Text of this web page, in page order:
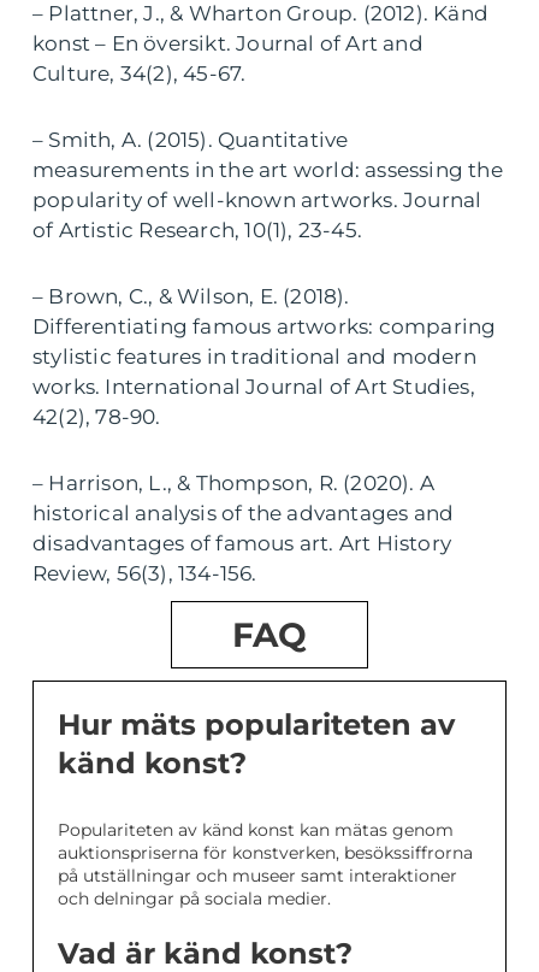
– Plattner, J., & Wharton Group. (2012). Känd
konst – En översikt. Journal of Art and
Culture, 34(2), 45-67.
– Smith, A. (2015). Quantitative
measurements in the art world: assessing the
popularity of well-known artworks. Journal
of Artistic Research, 10(1), 23-45.
– Brown, C., & Wilson, E. (2018).
Differentiating famous artworks: comparing
stylistic features in traditional and modern
works. International Journal of Art Studies,
42(2), 78-90.
– Harrison, L., & Thompson, R. (2020). A
historical analysis of the advantages and
disadvantages of famous art. Art History
Review, 56(3), 134-156.
FAQ
Hur mäts populariteten av
känd konst?
Populariteten av känd konst kan mätas genom
auktionspriserna för konstverken, besökssiffrorna
på utställningar och museer samt interaktioner
och delningar på sociala medier.
Vad är känd konst?